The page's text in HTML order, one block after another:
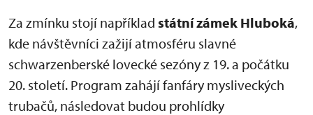
Za zmínku stojí například státní zámek Hluboká,
kde návštěvníci zažijí atmosféru slavné
schwarzenberské lovecké sezóny z 19. a počátku
20. století. Program zahájí fanfáry mysliveckých
trubačů, následovat budou prohlídky